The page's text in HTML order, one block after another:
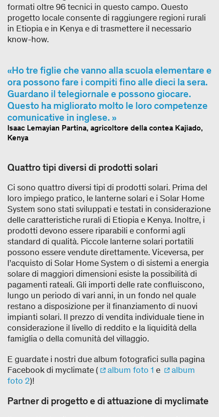
formati oltre 96 tecnici in questo campo. Questo
progetto locale consente di raggiungere regioni rurali
in Etiopia e in Kenya e di trasmettere il necessario
know-how.
Ho tre figlie che vanno alla scuola elementare e
ora possono fare i compiti fino alle dieci la sera.
Guardano il telegiornale e possono giocare.
Questo ha migliorato molto le loro competenze
comunicative in inglese.
Isaac Lemayian Partina, agricoltore della contea Kajiado,
Kenya
Quattro tipi diversi di prodotti solari
Ci sono quattro diversi tipi di prodotti solari. Prima del
loro impiego pratico, le lanterne solari e i Solar Home
System sono stati sviluppati e testati in considerazione
delle caratteristiche rurali di Etiopia e Kenya. Inoltre, i
prodotti devono essere riparabili e conformi agli
standard di qualità. Piccole lanterne solari portatili
possono essere vendute direttamente. Viceversa, per
l’acquisto di Solar Home System o di sistemi a energia
solare di maggiori dimensioni esiste la possibilità di
pagamenti rateali. Gli importi delle rate confluiscono,
lungo un periodo di vari anni, in un fondo nel quale
restano a disposizione per il finanziamento di nuovi
impianti solari. Il prezzo di vendita individuale tiene in
considerazione il livello di reddito e la liquidità della
famiglia o della comunità del villaggio.
E guardate i nostri due album fotografici sulla pagina
Facebook di myclimate (
album foto 1 e
album
foto 2)!
Partner di progetto e di attuazione di myclimate